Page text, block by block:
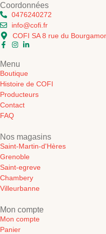
Coordonnées
0476240272
info@cofi.fr
COFI SA 8 rue du
Menu
Boutique
Histoire de COFI
Producteurs
Contact
FAQ
Nos magasins
Saint-Martin-d'Hères
Grenoble
Saint-egreve
Chambery
Villeurbanne
Mon compte
Mon compte
Panier